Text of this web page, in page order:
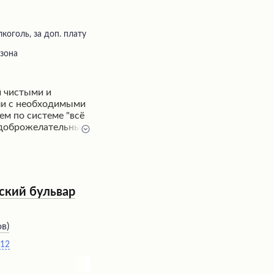
за доп. плату
чистыми и
с необходимыми
по системе "всё
спортзал и крытый
с детьми
активно
приятную
подходит как
мероприятий,
бульвар
)